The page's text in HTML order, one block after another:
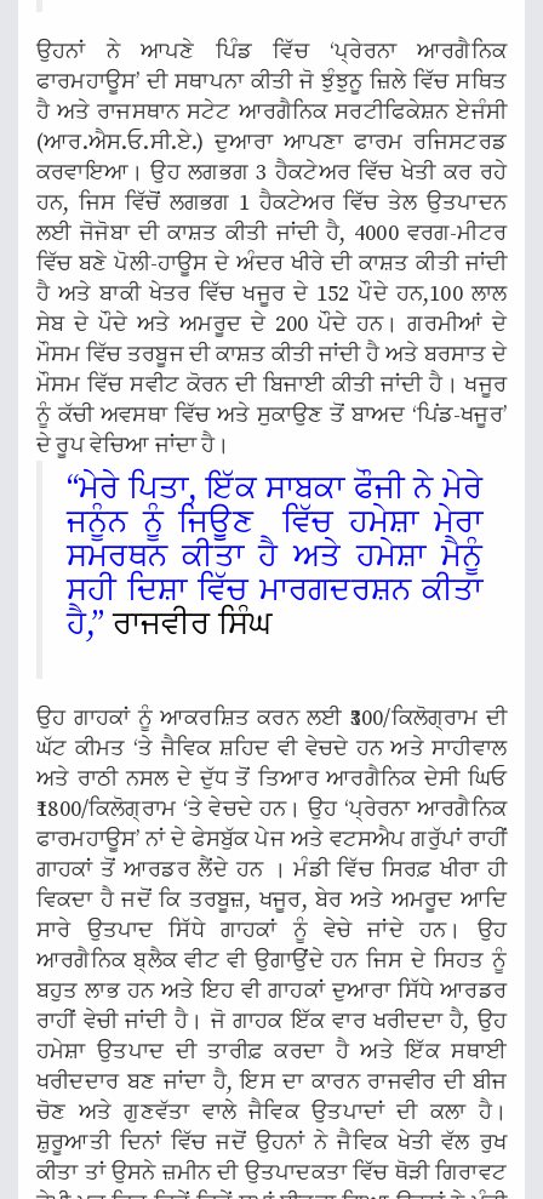
ਉਹਨਾਂ ਨੇ ਆਪਣੇ ਪਿੰਡ ਵਿੱਚ ‘ਪ੍ਰੇਰਨਾ ਆਰਗੈਨਿਕ
ਫਾਰਮਹਾਊਸ’ ਦੀ ਸਥਾਪਨਾ ਕੀਤੀ ਜੋ ਝੁੰਝੁਨੂ ਜ਼ਿਲੇ ਵਿੱਚ ਸਥਿਤ
ਹੈ ਅਤੇ ਰਾਜਸਥਾਨ ਸਟੇਟ ਆਰਗੈਨਿਕ ਸਰਟੀਫਿਕੇਸ਼ਨ ਏਜੰਸੀ
(ਆਰ.ਐਸ.ਓ.ਸੀ.ਏ.) ਦੁਆਰਾ ਆਪਣਾ ਫਾਰਮ ਰਜਿਸਟਰਡ
ਕਰਵਾਇਆ। ਉਹ ਲਗਭਗ 3 ਹੈਕਟੇਅਰ ਵਿੱਚ ਖੇਤੀ ਕਰ ਰਹੇ
ਹਨ, ਜਿਸ ਵਿੱਚੋਂ ਲਗਭਗ 1 ਹੈਕਟੇਅਰ ਵਿੱਚ ਤੇਲ ਉਤਪਾਦਨ
ਲਈ ਜੋਜੋਬਾ ਦੀ ਕਾਸ਼ਤ ਕੀਤੀ ਜਾਂਦੀ ਹੈ, 4000 ਵਰਗ-ਮੀਟਰ
ਵਿੱਚ ਬਣੇ ਪੋਲੀ-ਹਾਊਸ ਦੇ ਅੰਦਰ ਖੀਰੇ ਦੀ ਕਾਸ਼ਤ ਕੀਤੀ ਜਾਂਦੀ
ਹੈ ਅਤੇ ਬਾਕੀ ਖੇਤਰ ਵਿੱਚ ਖਜੂਰ ਦੇ 152 ਪੌਦੇ ਹਨ,100 ਲਾਲ
ਸੇਬ ਦੇ ਪੌਦੇ ਅਤੇ ਅਮਰੂਦ ਦੇ 200 ਪੌਦੇ ਹਨ। ਗਰਮੀਆਂ ਦੇ
ਮੌਸਮ ਵਿੱਚ ਤਰਬੂਜ ਦੀ ਕਾਸ਼ਤ ਕੀਤੀ ਜਾਂਦੀ ਹੈ ਅਤੇ ਬਰਸਾਤ ਦੇ
ਮੌਸਮ ਵਿੱਚ ਸਵੀਟ ਕੋਰਨ ਦੀ ਬਿਜਾਈ ਕੀਤੀ ਜਾਂਦੀ ਹੈ। ਖਜੂਰ
ਨੂੰ ਕੱਚੀ ਅਵਸਥਾ ਵਿੱਚ ਅਤੇ ਸੁਕਾਉਣ ਤੋਂ ਬਾਅਦ ‘ਪਿਂਡ-ਖਜੂਰ’
ਦੇ ਰੂਪ ਵੇਚਿਆ ਜਾਂਦਾ ਹੈ।
“ਮੇਰੇ ਪਿਤਾ, ਇੱਕ ਸਾਬਕਾ ਫੌਜੀ ਨੇ ਮੇਰੇ
ਜਨੂੰਨ ਨੂੰ ਜਿਊਣ ਵਿੱਚ ਹਮੇਸ਼ਾ ਮੇਰਾ
ਸਮਰਥਨ ਕੀਤਾ ਹੈ ਅਤੇ ਹਮੇਸ਼ਾ ਮੈਨੂੰ
ਸਹੀ ਦਿਸ਼ਾ ਵਿੱਚ ਮਾਰਗਦਰਸ਼ਨ ਕੀਤਾ
ਹੈ,”ਰਾਜਵੀਰ ਸਿੰਘ
ਉਹ ਗਾਹਕਾਂ ਨੂੰ ਆਕਰਸ਼ਿਤ ਕਰਨ ਲਈ ₹300/ਕਿਲੋਗ੍ਰਾਮ ਦੀ
ਘੱਟ ਕੀਮਤ ‘ਤੇ ਜੈਵਿਕ ਸ਼ਹਿਦ ਵੀ ਵੇਚਦੇ ਹਨ ਅਤੇ ਸਾਹੀਵਾਲ
ਅਤੇ ਰਾਠੀ ਨਸਲ ਦੇ ਦੁੱਧ ਤੋਂ ਤਿਆਰ ਆਰਗੈਨਿਕ ਦੇਸੀ ਘਿਓ
₹1800/ਕਿਲੋਗ੍ਰਾਮ ‘ਤੇ ਵੇਚਦੇ ਹਨ। ਉਹ ‘ਪ੍ਰੇਰਨਾ ਆਰਗੈਨਿਕ
ਫਾਰਮਹਾਊਸ’ ਨਾਂ ਦੇ ਫੇਸਬੁੱਕ ਪੇਜ ਅਤੇ ਵਟਸਐਪ ਗਰੁੱਪਾਂ ਰਾਹੀਂ
ਗਾਹਕਾਂ ਤੋਂ ਆਰਡਰ ਲੈਂਦੇ ਹਨ । ਮੰਡੀ ਵਿੱਚ ਸਿਰਫ਼ ਖੀਰਾ ਹੀ
ਵਿਕਦਾ ਹੈ ਜਦੋਂ ਕਿ ਤਰਬੂਜ਼, ਖਜੂਰ, ਬੇਰ ਅਤੇ ਅਮਰੂਦ ਆਦਿ
ਸਾਰੇ ਉਤਪਾਦ ਸਿੱਧੇ ਗਾਹਕਾਂ ਨੂੰ ਵੇਚੇ ਜਾਂਦੇ ਹਨ। ਉਹ
ਆਰਗੈਨਿਕ ਬ੍ਲੈਕ ਵੀਟ ਵੀ ਉਗਾਉਂਦੇ ਹਨ ਜਿਸ ਦੇ ਸਿਹਤ ਨੂੰ
ਬਹੁਤ ਲਾਭ ਹਨ ਅਤੇ ਇਹ ਵੀ ਗਾਹਕਾਂ ਦੁਆਰਾ ਸਿੱਧੇ ਆਰਡਰ
ਰਾਹੀਂ ਵੇਚੀ ਜਾਂਦੀ ਹੈ। ਜੋ ਗਾਹਕ ਇੱਕ ਵਾਰ ਖਰੀਦਦਾ ਹੈ, ਉਹ
ਹਮੇਸ਼ਾ ਉਤਪਾਦ ਦੀ ਤਾਰੀਫ਼ ਕਰਦਾ ਹੈ ਅਤੇ ਇੱਕ ਸਥਾਈ
ਖਰੀਦਦਾਰ ਬਣ ਜਾਂਦਾ ਹੈ, ਇਸ ਦਾ ਕਾਰਨ ਰਾਜਵੀਰ ਦੀ ਬੀਜ
ਚੋਣ ਅਤੇ ਗੁਣਵੱਤਾ ਵਾਲੇ ਜੈਵਿਕ ਉਤਪਾਦਾਂ ਦੀ ਕਲਾ ਹੈ।
ਸ਼ੁਰੂਆਤੀ ਦਿਨਾਂ ਵਿੱਚ ਜਦੋਂ ਉਹਨਾਂ ਨੇ ਜੈਵਿਕ ਖੇਤੀ ਵੱਲ ਰੁਖ
ਕੀਤਾ ਤਾਂ ਉਸਨੇ ਜ਼ਮੀਨ ਦੀ ਉਤਪਾਦਕਤਾ ਵਿੱਚ ਥੋੜੀ ਗਿਰਾਵਟ